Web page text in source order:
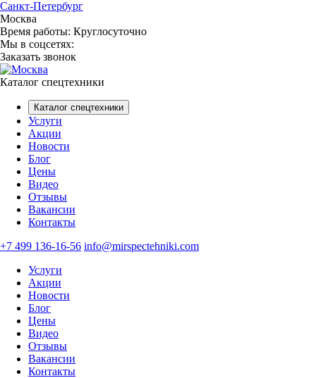
Санкт-Петербург
Москва
Время работы: Круглосуточно
Мы в соцсетях:
Заказать звонок
Каталог спецтехники
Каталог спецтехники
Услуги
Акции
Новости
Блог
Цены
Видео
Отзывы
Вакансии
Контакты
+7 499 136-16-56 info@mirspectehniki.com
Услуги
Акции
Новости
Блог
Цены
Видео
Отзывы
Вакансии
Контакты